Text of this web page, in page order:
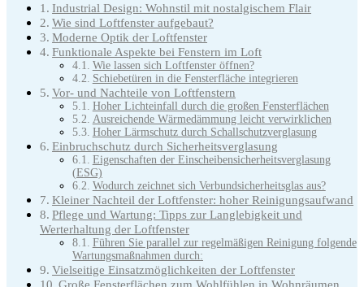
Industrial Design: Wohnstil mit nostalgischem Flair
Wie sind Loftfenster aufgebaut?
Moderne Optik der Loftfenster
Funktionale Aspekte bei Fenstern im Loft
Wie lassen sich Loftfenster öffnen?
Schiebetüren in die Fensterfläche integrieren
Vor- und Nachteile von Loftfenstern
Hoher Lichteinfall durch die großen Fensterflächen
Ausreichende Wärmedämmung leicht verwirklichen
Hoher Lärmschutz durch Schallschutzverglasung
Einbruchschutz durch Sicherheitsverglasung
Eigenschaften der Einscheibensicherheitsverglasung
(ESG)
Wodurch zeichnet sich Verbundsicherheitsglas aus?
Kleiner Nachteil der Loftfenster: hoher Reinigungsaufwand
Pflege und Wartung: Tipps zur Langlebigkeit und
Werterhaltung der Loftfenster
Führen Sie parallel zur regelmäßigen Reinigung folgende
Wartungsmaßnahmen durch:
Vielseitige Einsatzmöglichkeiten der Loftfenster